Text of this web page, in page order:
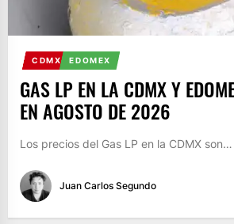
CDMX EDOMEX
GAS LP EN LA CDMX Y
EN AGOSTO DE 2026
Los precios del Gas LP en la CDMX son…
Juan Carlos Segundo